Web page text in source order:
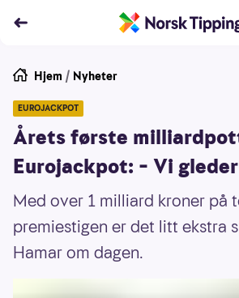
Hjem / Nyheter
EUROJACKPOT
Årets første
Eurojackpot: – Vi
Med over 1 milliard kroner på
premiestigen er det litt ekstra
Hamar om dagen.